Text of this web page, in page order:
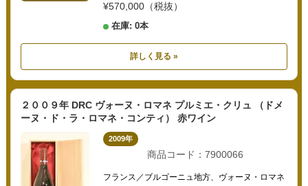
¥570,000（税抜）
在庫: 0本
詳しく見る »
２００９年 DRC ヴォーヌ・ロマネ プルミエ・クリュ （ドメ
ーヌ・ド・ラ・ロマネ・コンティ） 赤ワイン
2009年
商品コード：7900066
フランス／ブルゴーニュ地方、ヴォーヌ・ロマネ